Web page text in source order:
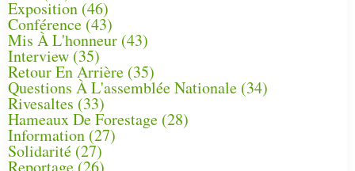
Exposition (46)
Conférence(43)
Mis À L'honneur (43)
Interview (35)
Retour En Arrière (35)
Questions À L'assemblée Nationale (34)
Rivesaltes (33)
Hameaux De Forestage (28)
Information (27)
Solidarité (27)
Reportage(26)